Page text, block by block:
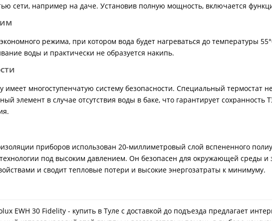
сети, например на даче. Установив полную мощность, включается
режима, при котором вода будет нагреваться до температуры
воды и практически не образуется накипь.
имеет многоступенчатую систему безопасности. Специальный термостат
элемент в случае отсутствия воды в баке, что гарантирует
приборов использован 20-миллиметровый слой вспененного
под высоким давлением. Он безопасен для окружающей среды
и сводит тепловые потери и высокие энергозатраты к минимуму.
EWH 30 Fidelity - купить в Туле с доставкой до подъезда предлагает